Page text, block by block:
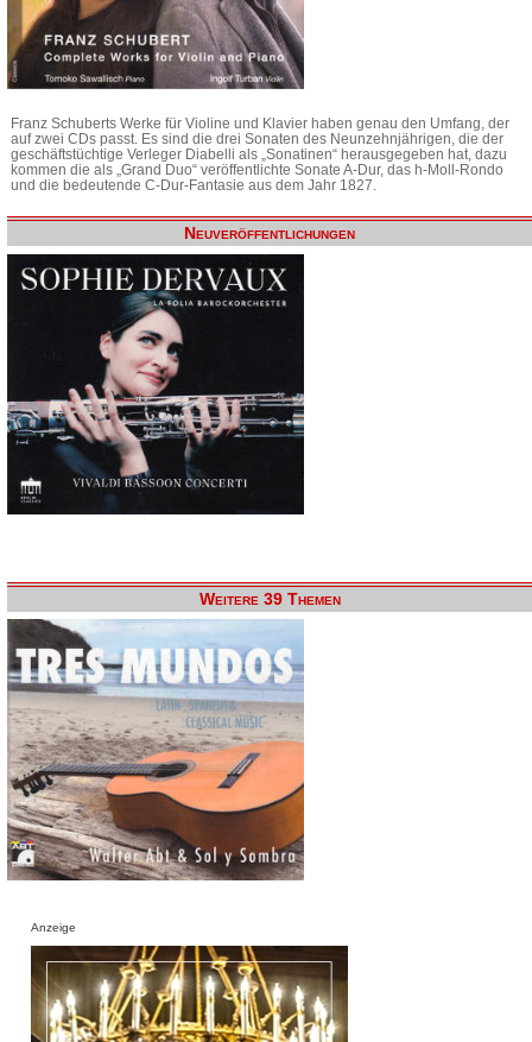
Franz Schuberts Werke für Violine und Klavier haben genau den Umfang, der
auf zwei CDs passt. Es sind die drei Sonaten des Neunzehnjährigen, die der
geschäftstüchtige Verleger Diabelli als „Sonatinen“ herausgegeben hat, dazu
kommen die als „Grand Duo“ veröffentlichte Sonate A-Dur, das h-Moll-Rondo
und die bedeutende C-Dur-Fantasie aus dem Jahr 1827.
Neuveröffentlichungen
Weitere 39 Themen
Anzeige